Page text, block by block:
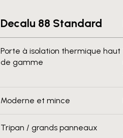
Decalu 88 Standard
Porte à isolation thermique haut
de gamme
Moderne et mince
Tripan / grands panneaux